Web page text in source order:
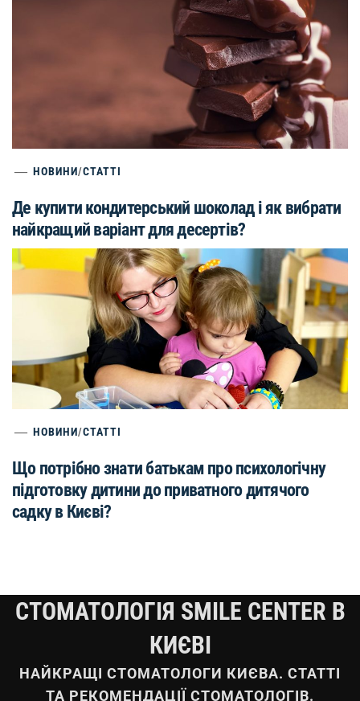
НОВИНИ/СТАТТІ
Де купити кондитерський шоколад і як вибрати
найкращий варіант для десертів?
НОВИНИ/СТАТТІ
Що потрібно знати батькам про психологічну
підготовку дитини до приватного дитячого
садку в Києві?
СТОМАТОЛОГІЯ SMILE CENTER В
КИЄВІ
НАЙКРАЩІ СТОМАТОЛОГИ КИЄВА. СТАТТІ
ТА РЕКОМЕНДАЦІЇ СТОМАТОЛОГІВ.